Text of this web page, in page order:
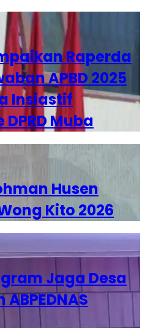
Raperda
APBD 2025
Insiastif
Muba
Husen
Kito 2026
Jaga Desa